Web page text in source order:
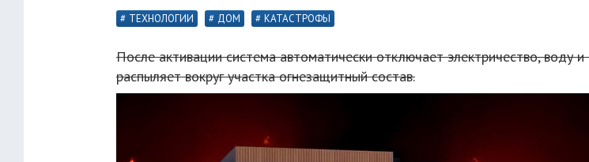
ТЕХНОЛОГИИ ДОМ КАТАСТРОФЫ
После активации система автоматически отключает электричество, воду и
распыляет вокруг участка огнезащитный состав.